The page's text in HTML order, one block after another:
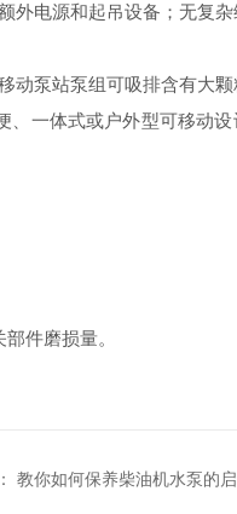
外电源和起吊设备；无复杂
泵站泵组可吸排含有大颗
一体式或户外型可移动设
件磨损量。
教你如何保养柴油机水泵的